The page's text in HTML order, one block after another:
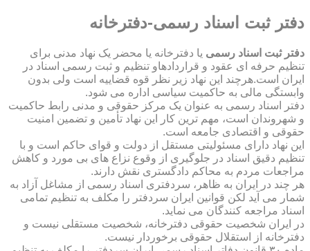
دفتر ثبت اسناد رسمی-دفترخانه
دفتر ثبت اسناد رسمی یا دفترخانه یا محضر یک نهاد مدنی برای
تنظیم حرفه ای عقود و قراردادهاو تنظیم و ثبت رسمی اسناد در
ایران است.هرچند این نهاد زیر نظر قوه قضاییه است ولی بدون
وابستگی مالی به حاکمیت سیاسی اداره می شود.
دفتر اسناد رسمی به عنوان یک مرکز حقوقی و مدنی رابط حاکمیت
و شهروندان است، مهم ترین کار این نهاد تأمین و تضمین امنیت
حقوقی و اقتصادی جامعه است.
این نهاد دارای مسئولیتی مستقل از دولت و قوای حاکم است و با
تنظیم دقیق اسناد در جلوگیری از وقوع نزاع های بی مورد و کاهش
مراجعات مردم به محاکم دادگستری نقش دارند.
هر چند در ایران به ظاهر، سردفتری اسناد رسمی از مشاغل آزاد به
شمار می آید لکن قوانین ایران سردفتر را مکلف به تنظیم تمامی
اسناد مراجعه کنندگان می نماید.
در ایران شخصیت حقوقی دفترخانه، شخصیت مستقلی نیست و
دفترخانه از استقلال حقوقی برخوردار نیست.